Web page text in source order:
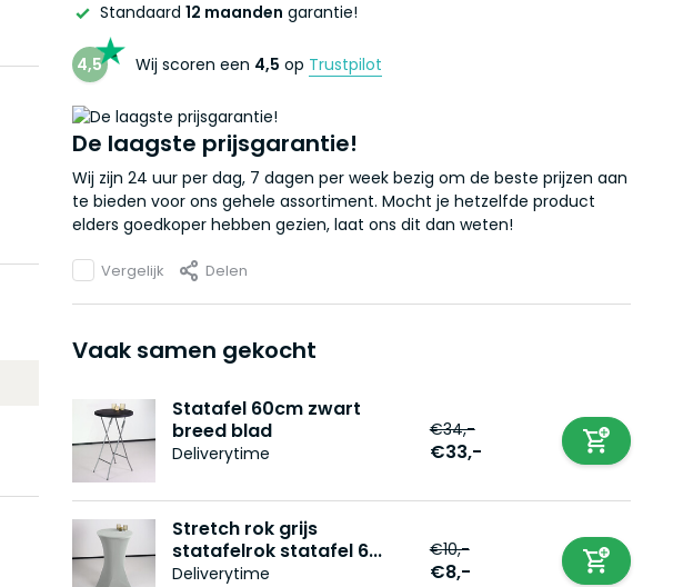
Standaard 12 maanden garantie!
4,5 Wij scoren een 4,5 op Trustpilot
De laagste prijsgarantie!
Wij zijn 24 uur per dag, 7 dagen per week bezig om de beste prijzen aan
te bieden voor ons gehele assortiment. Mocht je hetzelfde product
elders goedkoper hebben gezien, laat ons dit dan weten!
Vergelijk Delen
Vaak samen gekocht
Statafel 60cm zwart
breed blad
Deliverytime
€34,-
€33,-
Stretch rok grijs
statafelrok statafel 6...
Deliverytime
€10,-
€8,-